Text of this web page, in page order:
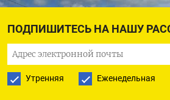
ПОДПИШИТЕСЬ НА НАШУ
Утренняя Еженедельная